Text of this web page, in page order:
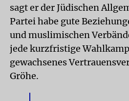
sagt er der Jüdischen
Partei habe gute
und muslimischen
jede kurzfristige
gewachsenes
Gröhe.